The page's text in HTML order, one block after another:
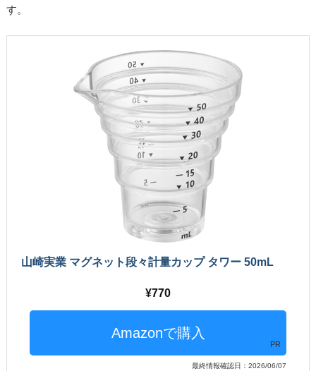
す。
山崎実業 マグネット段々計量カップ タワー 50mL
770
PR
最終情報確認日：2026/06/07